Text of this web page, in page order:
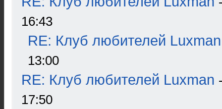
16:43
RE: Клуб любителей Luxman
13:00
RE: Клуб любителей Luxman
17:50